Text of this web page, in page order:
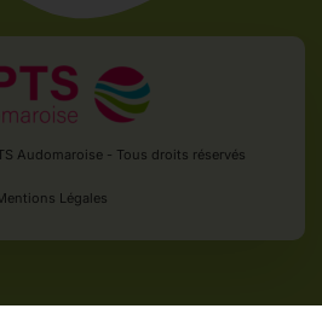
Audomaroise - Tous droits réservés
Légales